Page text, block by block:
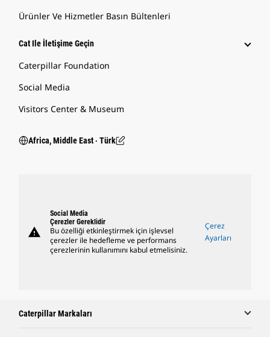
Ürünler Ve Hizmetler Basın Bültenleri
Cat Ile İletişime Geçin
Caterpillar Foundation
Social Media
Visitors Center & Museum
Africa, Middle East ‧ Türk
warning
Social Media
Çerezler Gereklidir
Bu özelliği etkinleştirmek için işlevsel
çerezler ile hedefleme ve performans
çerezlerinin kullanımını kabul etmelisiniz.
Çerez
Ayarları
Caterpillar Markaları